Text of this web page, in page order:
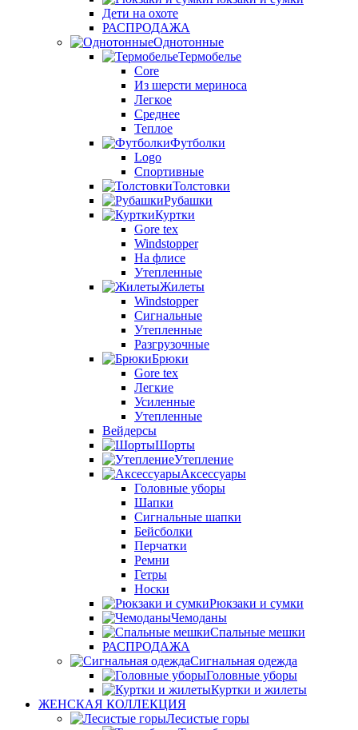
Дети на охоте
РАСПРОДАЖА
Однотонные
Термобелье
Core
Из шерсти мериноса
Легкое
Среднее
Теплое
Футболки
Logo
Спортивные
Толстовки
Рубашки
Куртки
Gore tex
Windstopper
На флисе
Утепленные
Жилеты
Windstopper
Сигнальные
Утепленные
Разгрузочные
Брюки
Gore tex
Легкие
Усиленные
Утепленные
Вейдерсы
Шорты
Утепление
Аксессуары
Головные уборы
Шапки
Сигнальные шапки
Бейсболки
Перчатки
Ремни
Гетры
Носки
Рюкзаки и сумки
Чемоданы
Спальные мешки
РАСПРОДАЖА
Сигнальная одежда
Головные уборы
Куртки и жилеты
ЖЕНСКАЯ КОЛЛЕКЦИЯ
Лесистые горы